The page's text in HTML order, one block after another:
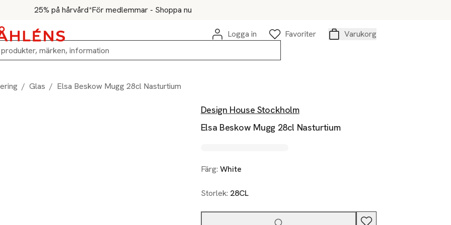
25% på hårvård*För medlemmar - Shoppa nu
Logga in
Favoriter
Varukorg
/ Glas / Elsa Beskow Mugg 28cl Nasturtium
Design House Stockholm
Elsa Beskow Mugg 28cl Nasturtium
Färg: White
Storlek: 28CL